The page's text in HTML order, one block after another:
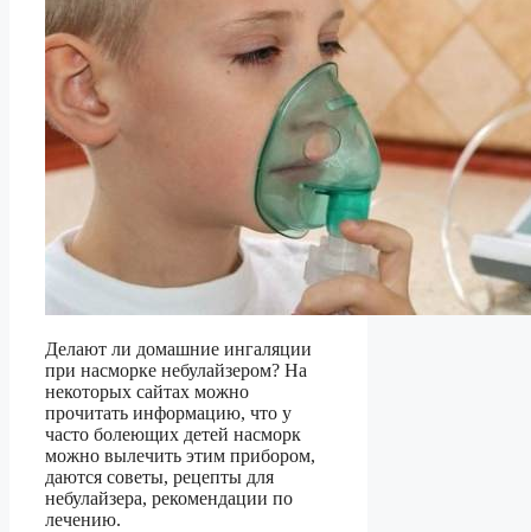
Делают ли домашние ингаляции
при насморке небулайзером? На
некоторых сайтах можно
прочитать информацию, что у
часто болеющих детей насморк
можно вылечить этим прибором,
даются советы, рецепты для
небулайзера, рекомендации по
лечению.